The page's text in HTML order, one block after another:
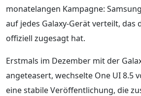
monatelangen Kampagne:
auf jedes Galaxy-Gerät verteilt, das
offiziell zugesagt hat.
Erstmals im Dezember mit der
angeteasert, wechselte One UI 8.5
eine stabile Veröffentlichung, die